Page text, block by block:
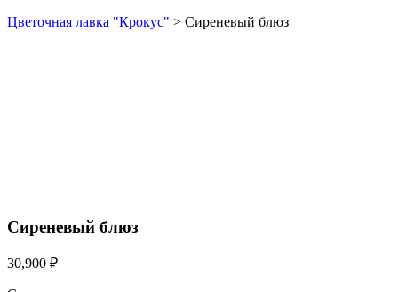
Цветочная лавка "Крокус" > Сиреневый блюз
Сиреневый блюз
30,900 ₽